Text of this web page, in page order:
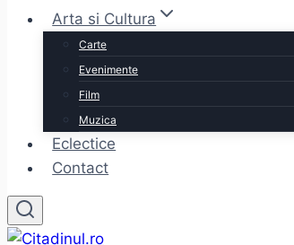
Arta si Cultura
Carte
Evenimente
Film
Muzica
Eclectice
Contact